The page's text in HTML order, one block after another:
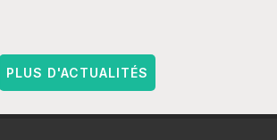
PLUS D'ACTUALITÉS